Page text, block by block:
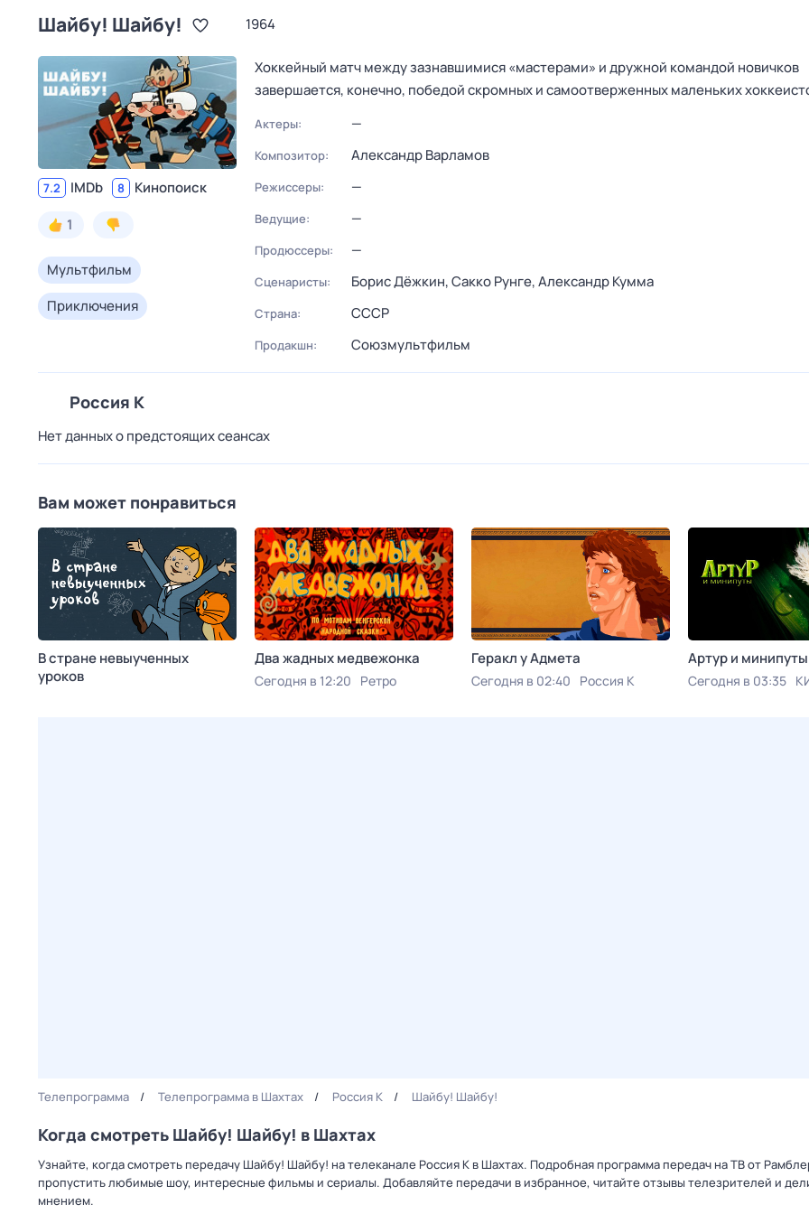
Шайбу! Шайбу! 1964
7.2 IMDb 8
Кинопоиск
1
Мультфильм
Приключения
Хоккейный матч между зазнавшимися «мастерами» и дружной командой новичков
завершается, конечно, победой скромных и самоотверженных маленьких
Актеры: —
Композитор: Александр Варламов
Режиссеры: —
Ведущие: —
Продюссеры: —
Сценаристы: Борис Дёжкин,Сакко Рунге,Александр Кумма
Страна: СССР
Продакшн: Союзмультфильм
Россия К
Нет данных о предстоящих сеансах
Вам может понравиться
В стране невыученных
уроков
Два жадных медвежонка
Сегодня в 12:20 Ретро
Геракл у Адмета
Сегодня в 02:40 Россия К
Артур и минипуты
Сегодня в 03:35
Телепрограмма Телепрограмма в Шахтах Россия К Шайбу! Шайбу!
Когда смотреть Шайбу! Шайбу! в Шахтах
Узнайте, когда смотреть передачу Шайбу! Шайбу! на телеканале Россия К в Шахтах. Подробная программа передач на ТВ от
пропустить любимые шоу, интересные фильмы и сериалы. Добавляйте передачи в избранное, читайте отзывы телезрителей и
мнением.